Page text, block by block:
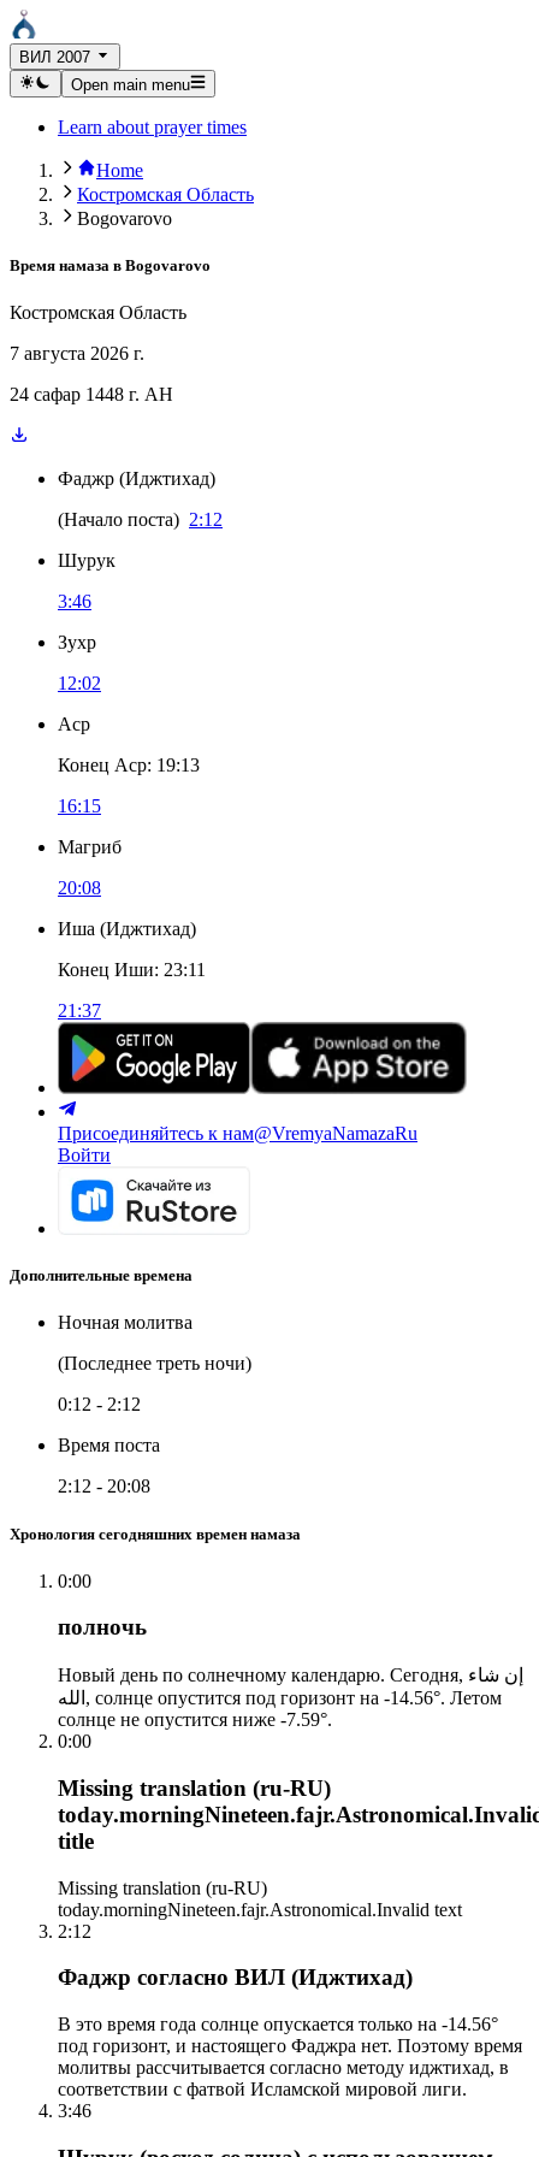
ВИЛ 2007
Open main menu
Learn about prayer times
Home
Костромская Область
Bogovarovo
Время намаза в Bogovarovo
Костромская Область
7 августа 2026 г.
24 сафар 1448 г. AH
Фаджр (Иджтихад)
(Начало поста) 2:12
Шурук
3:46
Зухр
12:02
Аср
Конец Аср: 19:13
16:15
Магриб
20:08
Иша (Иджтихад)
Конец Иши: 23:11
21:37
Присоединяйтесь к нам@VremyaNamazaRu
Войти
Дополнительные времена
Ночная молитва
(Последнее треть ночи)
0:12 - 2:12
Время поста
2:12 - 20:08
Хронология сегодняшних времен намаза
0:00
полночь
Новый день по солнечному календарю. Сегодня, إن شاء
الله, солнце опустится под горизонт на -14.56°. Летом
солнце не опустится ниже -7.59°.
0:00
Missing translation (ru-RU)
title
Missing translation (ru-RU)
today.morningNineteen.fajr.Astronomical.Invalid text
2:12
Фаджр согласно ВИЛ (Иджтихад)
В это время года солнце опускается только на -14.56°
под горизонт, и настоящего Фаджра нет. Поэтому время
молитвы рассчитывается согласно методу иджтихад, в
соответствии с фатвой Исламской мировой лиги.
3:46